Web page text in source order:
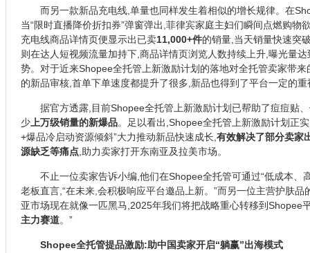
而另一款新品充电线,单量也同样发生着相似的增长规律。在
当“限时直播降价折扣券”弹窗弹出,菲律宾家庭主妇们瞬间点燃购
充电线商品详情页便显示出已卖11,000+件的销量,当天销量快速突
则在达人短视频流量加持下,商品详情页浏览人数持续上升,曝光量达
势。对于近来Shopee全托管上新激励计划的落地对全托管卖家带
的新品审核,首单下单速度都提升了很多,新品也得到了平台一定的重
据官方透露,目前Shopee全托管上新激励计划已帮助了痘痘贴
少上万级销量的新爆品。足以看出,Shopee全托管上新激励计划正
+爆品冷启动资源倾斜”大力推动新品快速成长, 有效解决了部分卖家
源缺乏等痛点,助力卖家打开东南亚及拉美市场。
不止一位卖家告诉小编,他们在Shopee全托管可通过“低成本、
老板直言,“在未来,会积极响应平台邀品上新。”而另一位主营护肤
亚市场现在就像一匹黑马,2025年我们将把战略重心转移到Shopee
主力赛道。”
Shopee全托管提品激励:助中国卖家开启“躺赢”出海模式